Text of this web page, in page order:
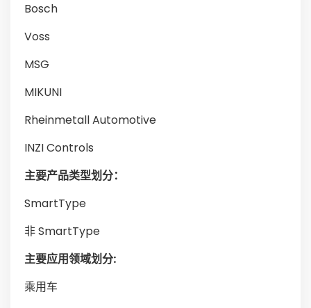
Bosch
Voss
MSG
MIKUNI
Rheinmetall Automotive
INZI Controls
主要产品类型划分：
SmartType
非 SmartType
主要应用领域划分:
乘用车